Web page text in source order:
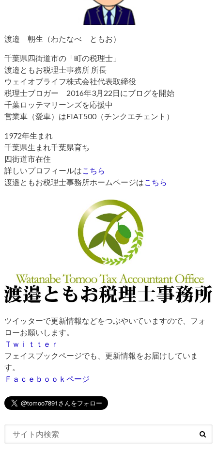
渡邉 朝生（わたなべ ともお）
千葉県四街道市の「町の税理士」
渡邉ともお税理士事務所 所長
ウェイオブライフ株式会社代表取締役
税理士ブロガー 2016年3月22日にブログを開始
千葉ロッテマリーンズを応援中
営業車（愛車）はFIAT500（チンクエチェント）
1972年生まれ
千葉県生まれ千葉県育ち
四街道市在住
詳しいプロフィールはこちら
渡邉ともお税理士事務所ホームページはこちら
ツイッターで更新情報などをつぶやいていますので、フォ
ローお願いします。
Ｔｗｉｔｔｅｒ
フェイスブックページでも、更新情報をお届けしていま
す。
Ｆａｃｅｂｏｏｋページ